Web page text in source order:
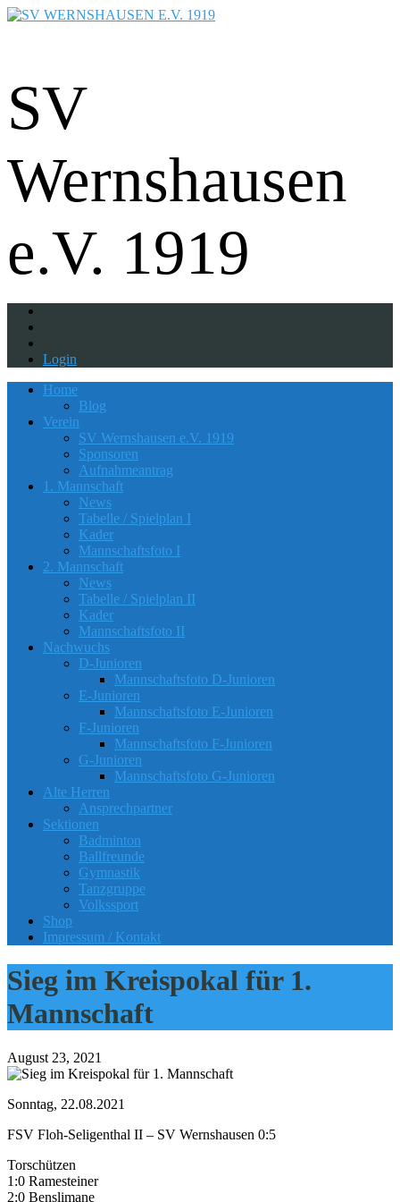
SV
Wernshausen
e.V. 1919
Login
Home
Blog
Verein
SV Wernshausen e.V. 1919
Sponsoren
Aufnahmeantrag
1. Mannschaft
News
Tabelle / Spielplan I
Kader
Mannschaftsfoto I
2. Mannschaft
News
Tabelle / Spielplan II
Kader
Mannschaftsfoto II
Nachwuchs
D-Junioren
Mannschaftsfoto D-Junioren
E-Junioren
Mannschaftsfoto E-Junioren
F-Junioren
Mannschaftsfoto F-Junioren
G-Junioren
Mannschaftsfoto G-Junioren
Alte Herren
Ansprechpartner
Sektionen
Badminton
Ballfreunde
Gymnastik
Tanzgruppe
Volkssport
Shop
Impressum / Kontakt
Sieg im Kreispokal für 1.
Mannschaft
August 23, 2021
Sonntag, 22.08.2021
FSV Floh-Seligenthal II – SV Wernshausen 0:5
Torschützen
1:0 Ramesteiner
2:0 Benslimane